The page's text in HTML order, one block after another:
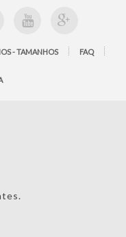
- TAMANHOS FAQ